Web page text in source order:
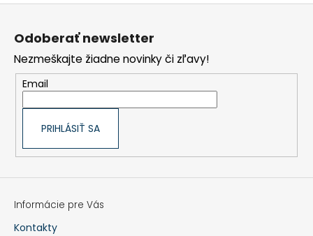
Z
Odoberať newsletter
Nezmeškajte žiadne novinky či zľavy!
Email
PRIHLÁSIŤ SA
Informácie pre Vás
Kontakty